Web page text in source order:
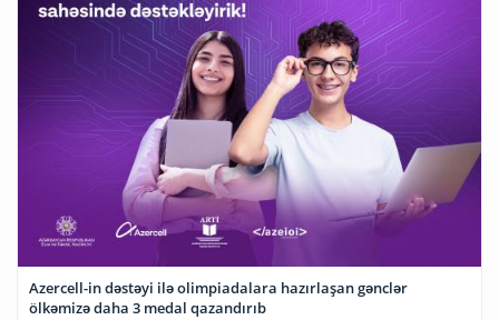
Azercell-in dəstəyi ilə olimpiadalara hazırlaşan gənclər
ölkəmizə daha 3 medal qazandırıb